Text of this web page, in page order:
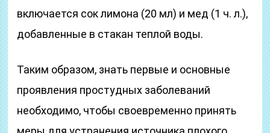
включается сок лимона (20 мл) и мед (1 ч. л.),
добавленные в стакан теплой воды.
Таким образом, знать первые и основные
проявления простудных заболеваний
необходимо, чтобы своевременно принять